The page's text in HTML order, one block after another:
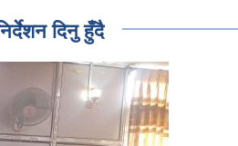
दिनु हुँदै